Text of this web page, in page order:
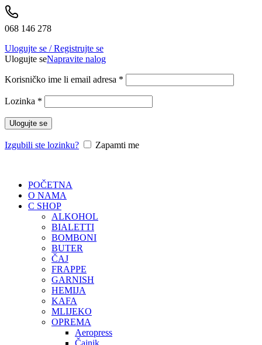
068 146 278
Ulogujte se / Registrujte se
Ulogujte seNapravite nalog
Korisničko ime li email adresa *
Lozinka *
Ulogujte se
Izgubili ste lozinku? Zapamti me
POČETNA
O NAMA
C SHOP
ALKOHOL
BIALETTI
BOMBONI
BUTER
ČAJ
FRAPPE
GARNISH
HEMIJA
KAFA
MLIJEKO
OPREMA
Aeropress
Čajnik